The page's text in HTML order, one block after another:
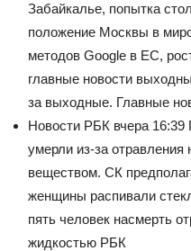
Забайкалье, попытка
положение Москвы в
методов Google в ЕС,
главные новости
за выходные. Главные
Новости РБК вчера 16:39
умерли из-за
веществом. СК
женщины распивали
пять человек насмерть
жидкостью РБК